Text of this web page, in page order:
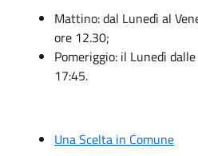
Mattino: dal Lunedì al
ore 12.30;
Pomeriggio: il Lunedì
17:45.
Una Scelta in Comune